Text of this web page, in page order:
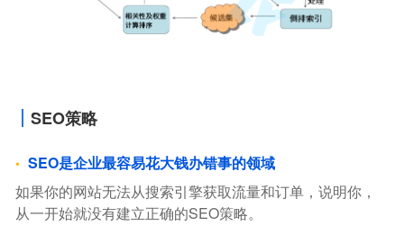
SEO策略
SEO是企业最容易花大钱办错事的领域
如果你的网站无法从搜索引擎获取流量和订单，说明你，
从一开始就没有建立正确的SEO策略。